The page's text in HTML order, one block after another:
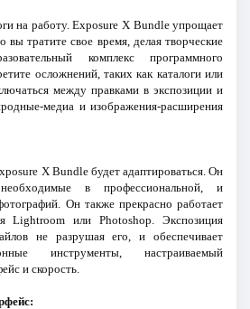
на работу. Exposure X Bundle упрощает
вы тратите свое время, делая творческие
комплекс программного
осложнений, таких как каталоги или
между правками в экспозиции и
медиа и изображения-расширения
X Bundle будет адаптироваться. Он
в профессиональной, и
Он также прекрасно работает
Lightroom или Photoshop. Экспозиция
не разрушая его, и обеспечивает
инструменты, настраиваемый
и скорость.